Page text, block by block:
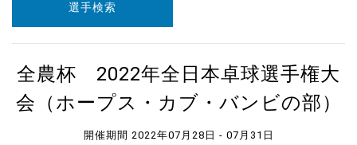
選手検索
全農杯 2022年全日本卓球選手権大
会（ホープス・カブ・バンビの部）
開催期間 2022年07月28日 - 07月31日